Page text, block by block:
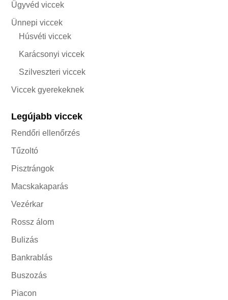
Ügyvéd viccek
Ünnepi viccek
Húsvéti viccek
Karácsonyi viccek
Szilveszteri viccek
Viccek gyerekeknek
Legújabb viccek
Rendőri ellenőrzés
Tűzoltó
Pisztrángok
Macskakaparás
Vezérkar
Rossz álom
Bulizás
Bankrablás
Buszozás
Piacon